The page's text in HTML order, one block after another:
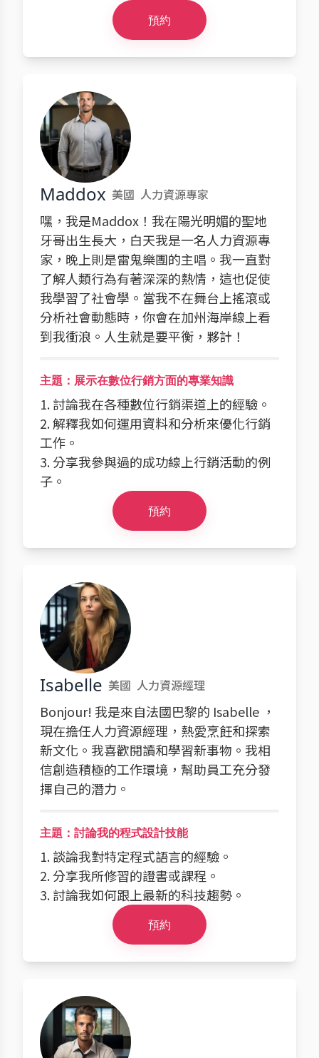
預約
Maddox 美國 人力資源專家
嘿，我是Maddox！我在陽光明媚的聖地
牙哥出生長大，白天我是一名人力資源專
家，晚上則是雷鬼樂團的主唱。我一直對
了解人類行為有著深深的熱情，這也促使
我學習了社會學。當我不在舞台上搖滾或
分析社會動態時，你會在加州海岸線上看
到我衝浪。人生就是要平衡，夥計！
主題：展示在數位行銷方面的專業知識
1. 討論我在各種數位行銷渠道上的經驗。
2. 解釋我如何運用資料和分析來優化行銷
工作。
3. 分享我參與過的成功線上行銷活動的例
子。
預約
Isabelle 美國 人力資源經理
Bonjour! 我是來自法國巴黎的 Isabelle ，
現在擔任人力資源經理，熱愛烹飪和探索
新文化。我喜歡閱讀和學習新事物。我相
信創造積極的工作環境，幫助員工充分發
揮自己的潛力。
主題：討論我的程式設計技能
1. 談論我對特定程式語言的經驗。
2. 分享我所修習的證書或課程。
3. 討論我如何跟上最新的科技趨勢。
預約